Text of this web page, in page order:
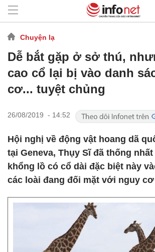
Chuyện lạ
Dễ bắt gặp ở sở thú,
cao cổ lại bị vào danh
cơ... tuyệt chủng
26/08/2019 - 14:52
Hội nghị về động vật hoang dã
tại Geneva, Thụy Sĩ đã thống
khổng lồ có cổ dài đặc biệt này
các loài đang đối mặt với nguy